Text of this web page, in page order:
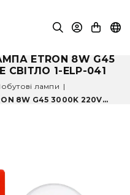
ETRON 8W G45
СВІТЛО 1-ELP-041
лампи |
8W G45 3000K 220V...